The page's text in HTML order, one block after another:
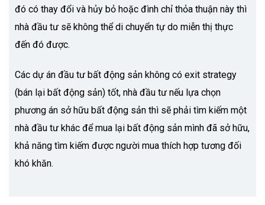
đó có thay đổi và hủy bỏ hoặc đình chỉ thỏa thuận này thì
nhà đầu tư sẽ không thể di chuyển tự do miễn thị thực
đến đó được.
Các dự án đầu tư bất động sản không có exit strategy
(bán lại bất động sản) tốt, nhà đầu tư nếu lựa chọn
phương án sở hữu bất động sản thì sẽ phải tìm kiếm một
nhà đầu tư khác để mua lại bất động sản mình đã sở hữu,
khả năng tìm kiếm được người mua thích hợp tương đối
khó khăn.